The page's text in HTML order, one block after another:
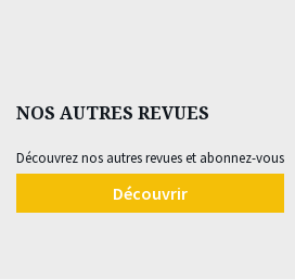
NOS AUTRES REVUES
Découvrez nos autres revues et abonnez-vous
Découvrir